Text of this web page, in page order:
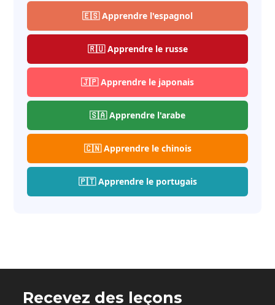
🇪🇸 Apprendre l'espagnol
🇷🇺 Apprendre le russe
🇯🇵 Apprendre le japonais
🇸🇦 Apprendre l'arabe
🇨🇳 Apprendre le chinois
🇵🇹 Apprendre le portugais
Recevez des leçons